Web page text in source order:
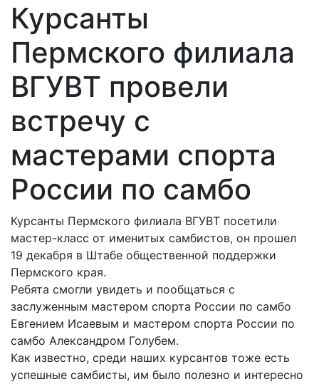
Курсанты
Пермского филиала
ВГУВТ провели
встречу с
мастерами спорта
России по самбо
Курсанты Пермского филиала ВГУВТ посетили
мастер-класс от именитых самбистов, он прошел
19 декабря в Штабе общественной поддержки
Пермского края.
Ребята смогли увидеть и пообщаться с
заслуженным мастером спорта России по самбо
Евгением Исаевым и мастером спорта России по
самбо Александром Голубем.
Как известно, среди наших курсантов тоже есть
успешные самбисты, им было полезно и интересно